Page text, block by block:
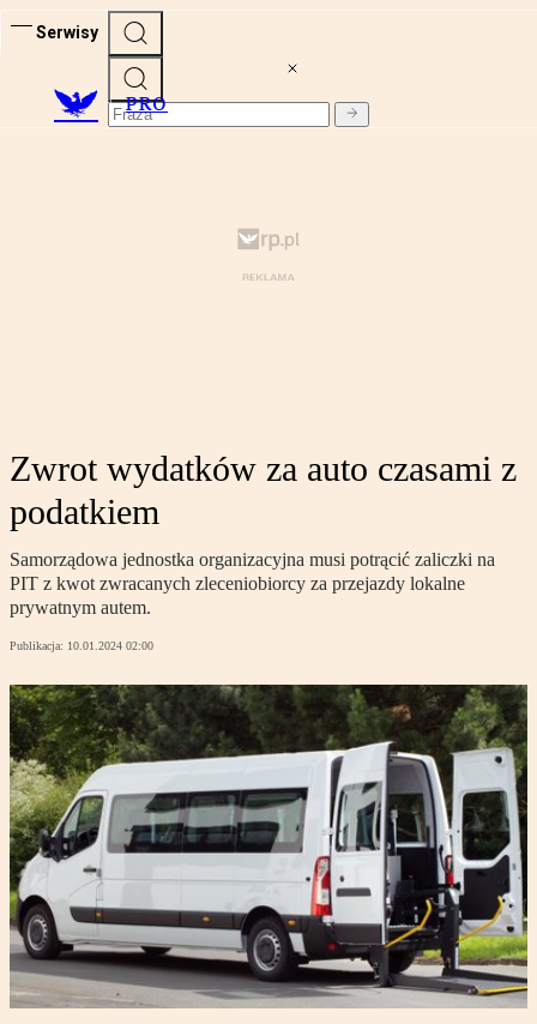
Serwisy
PRO
Zwrot wydatków za auto czasami z
podatkiem
Samorządowa jednostka organizacyjna musi potrącić zaliczki na
PIT z kwot zwracanych zleceniobiorcy za przejazdy lokalne
prywatnym autem.
Publikacja: 10.01.2024 02:00